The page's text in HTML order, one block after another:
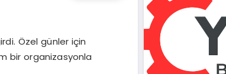
Özel günler için
bir organizasyonla